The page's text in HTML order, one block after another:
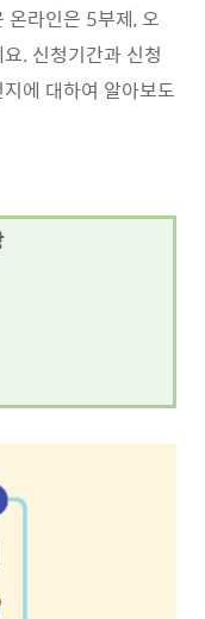
온라인은 5부제, 오
. 신청기간과 신청
에 대하여 알아보도